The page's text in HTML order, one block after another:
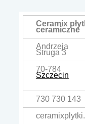
Ceramix
ceramiczne
Andrzeja
Struga 3
70-784
Szczecin
730 730 143